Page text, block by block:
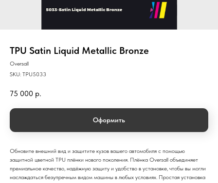
TPU Satin Liquid Metallic Bronze
Oversall
SKU: TPU5033
75 000 р.
Оформить
Обновите внешний вид и защитите кузов вашего автомобиля с помощью
защитной цветной TPU плёнки нового поколения. Плёнка Oversall объединяет
премиальное качество, надёжную защиту и удобство в установке, чтобы вы могли
наслаждаться безупречным видом машины в любых условиях. Простая установка